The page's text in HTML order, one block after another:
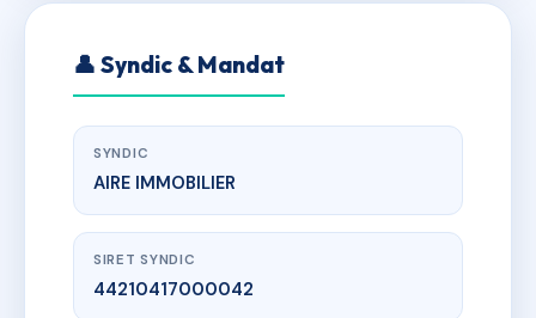
👤 Syndic & Mandat
SYNDIC
AIRE IMMOBILIER
SIRET SYNDIC
44210417000042